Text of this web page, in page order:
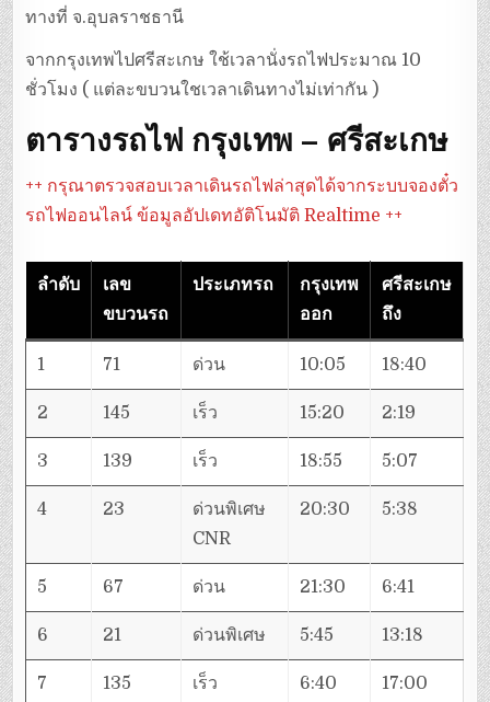
ทางที่ จ.อุบลราชธานี
จากกรุงเทพไปศรีสะเกษ ใช้เวลานั่งรถไฟประมาณ 10
ชั่วโมง ( แต่ละขบวนใชเวลาเดินทางไม่เท่ากัน )
ตารางรถไฟ กรุงเทพ – ศรีสะเกษ
++ กรุณาตรวจสอบเวลาเดินรถไฟล่าสุดได้จากระบบจองตั๋ว
รถไฟออนไลน์ ข้อมูลอัปเดทอัติโนมัติ Realtime ++
ลำดับ
เลข
ขบวนรถ
ประเภทรถ
กรุงเทพ
ออก
ศรีสะเกษ
ถึง
1 71 ด่วน 10:05 18:40
2 145 เร็ว 15:20 2:19
3 139 เร็ว 18:55 5:07
4 23
ด่วนพิเศษ
CNR
20:30 5:38
5 67 ด่วน 21:30 6:41
6 21 ด่วนพิเศษ 5:45 13:18
7 135 เร็ว 6:40 17:00